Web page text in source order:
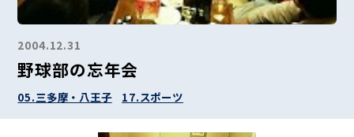
2004.12.31
野球部の忘年会
05.三多摩・八王子 17.スポーツ